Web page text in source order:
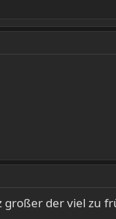
großer der viel zu